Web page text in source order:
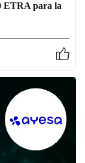
ETRA para la